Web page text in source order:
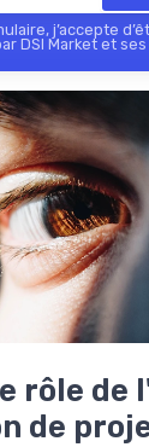
j’accepte
DSI Market et
rôle de
de